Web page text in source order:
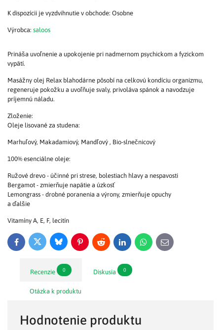
Osobne
Výrobca: saloos
Prináša uvoľnenie a upokojenie pri nadmernom psychickom a fyzickom
vypätí.
Masážny olej Relax blahodárne pôsobí na celkovú kondíciu organizmu,
regeneruje pokožku a uvoľňuje svaly, privoláva spánok a navodzuje
príjemnú náladu.
Zloženie:
Oleje lisované za studena:
Marhuľový, Makadamiový, Mandľový , Bio-slnečnicový
100% esenciálne oleje:
Ružové drevo - účinné pri strese, bolestiach hlavy a nespavosti
Bergamot - zmierňuje napätie a úzkosť
Lemongrass - drobné poranenia a výrony, zmierňuje opuchy
a ďalšie
Vitamíny A, E, F, lecitín
FacebookTwitter BlueskyPinterestReddit LinkedInWhatsApp
E-
mail
Recenzie 0 Diskusia 0
Otázka k produktu
Hodnotenie produktu